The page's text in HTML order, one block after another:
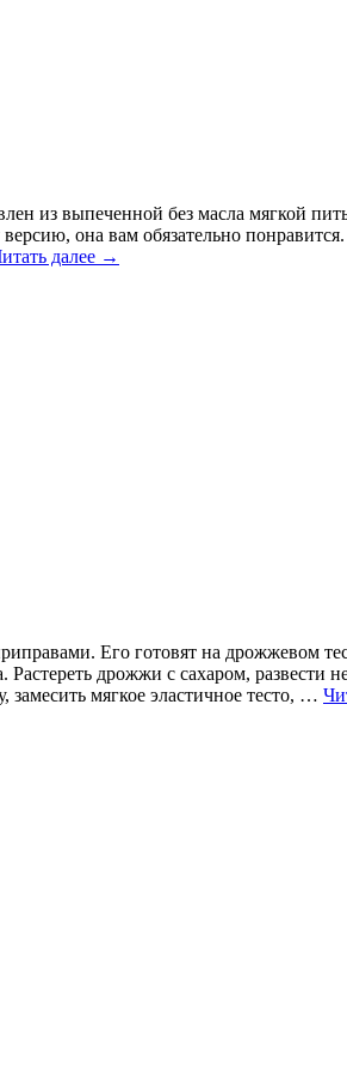
из выпеченной без масла мягкой
она вам обязательно
далее →
Его готовят на дрожжевом
дрожжи с сахаром, развести
мягкое эластичное тесто, …